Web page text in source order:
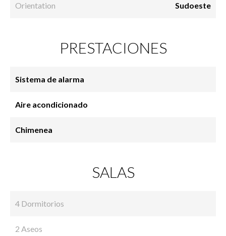
Orientation Sudoeste
PRESTACIONES
Sistema de alarma
Aire acondicionado
Chimenea
SALAS
4 Dormitorios
2 Aseos